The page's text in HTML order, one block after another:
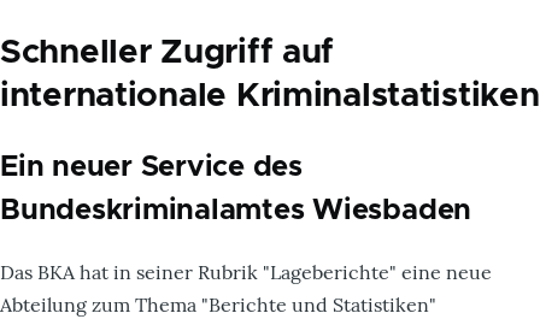
Schneller Zugriff auf
internationale Kriminalstatistiken
Ein neuer Service des
Bundeskriminalamtes Wiesbaden
Das BKA hat in seiner Rubrik "Lageberichte" eine neue
Abteilung zum Thema "Berichte und Statistiken"